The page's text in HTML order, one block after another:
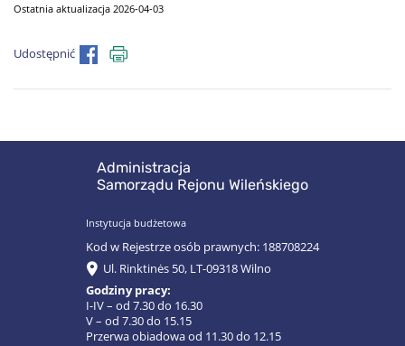
Ostatnia aktualizacja 2026-04-03
Udostępnić
Administracja
Samorządu Rejonu Wileńskiego
Instytucja budżetowa
Kod w Rejestrze osób prawnych: 188708224
Ul. Rinktinės 50, LT-09318 Wilno
Godziny pracy:
I-IV – od 7.30 do 16.30
V – od 7.30 do 15.15
Przerwa obiadowa od 11.30 do 12.15